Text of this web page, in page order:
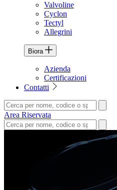
Valvoline
Cyclon
Tectyl
Allegrini
Biora
Azienda
Certificazioni
Contatti
Area Riservata